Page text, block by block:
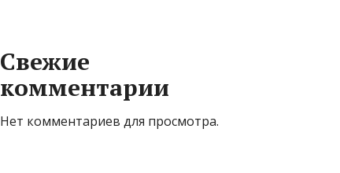
Свежие
комментарии
Нет комментариев для просмотра.